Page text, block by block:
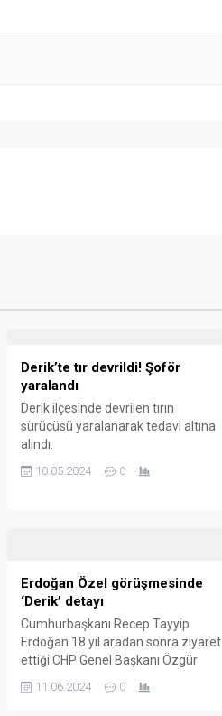
Derik’te tır devrildi! Şoför
yaralandı
Derik ilçesinde devrilen tırın
sürücüsü yaralanarak tedavi altına
alındı.
10.05.2024 0
Erdoğan Özel görüşmesinde
‘Derik’ detayı
Cumhurbaşkanı Recep Tayyip
Erdoğan 18 yıl aradan sonra ziyaret
ettiği CHP Genel Başkanı Özgür
yetiştirilen ödüllü Halhali Zeytin yağı
11.06.2024 0